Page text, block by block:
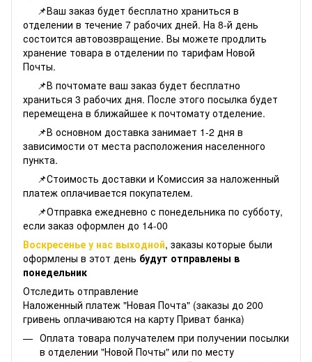
📌Ваш заказ будет бесплатно храниться в
отделении в течение 7 рабочих дней. На 8-й день
состоится автовозвращение. Вы можете продлить
хранение товара в отделении по тарифам Новой
Почты.
📌В почтомате ваш заказ будет бесплатно
храниться 3 рабочих дня. После этого посылка будет
перемещена в ближайшее к почтомату отделение.
📌В основном доставка занимает 1-2 дня в
зависимости от места расположения населенного
пункта.
📌Стоимость доставки и Комиссия за наложенный
платеж оплачивается покупателем.
📌Отправка ежедневно с понедельника по субботу,
если заказ оформлен до 14-00
Воскресенье у нас выходной, заказы которые были
оформлены в этот день будут отправлены в
понедельник
Отследить отправление
Наложенный платеж "Новая Почта" (заказы до 200
гривень оплачиваются на карту Приват банка)
Оплата товара получателем при получении посылки
в отделении "Новой Почты" или по месту